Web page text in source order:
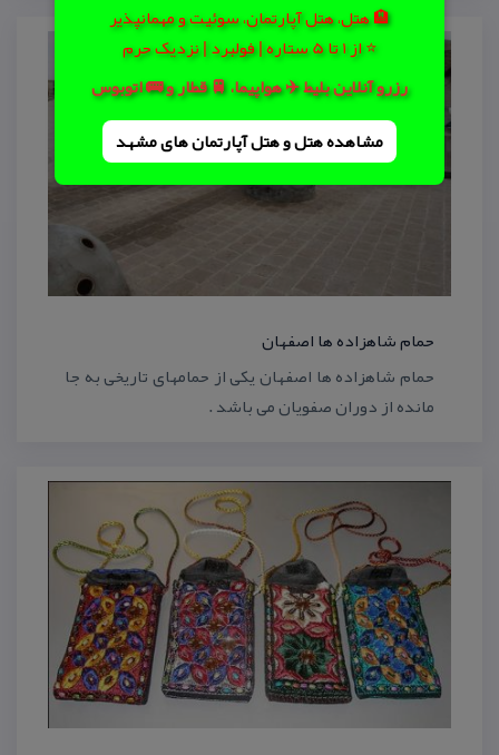
🏨 هتل، هتل آپارتمان، سوئیت و مهمانپذیر
⭐ از 1 تا 5 ستاره | فولبرد | نزدیک حرم
رزرو آنلاین بلیط ✈️ هواپیما، 🚆 قطار و 🚌 اتوبوس
مشاهده هتل و هتل‌ آپارتمان های مشهد
حمام شاهزاده ها اصفهان
حمام شاهزاده ها اصفهان یكی از حمامهای تاریخی به جا
مانده از دوران صفویان می باشد .